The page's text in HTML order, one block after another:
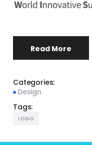
Read More
Categories:
Design
Tags:
LOGO